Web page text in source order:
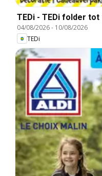
TEDi - TEDi folder tot
04/08/2026- 10/08/2026
TEDi